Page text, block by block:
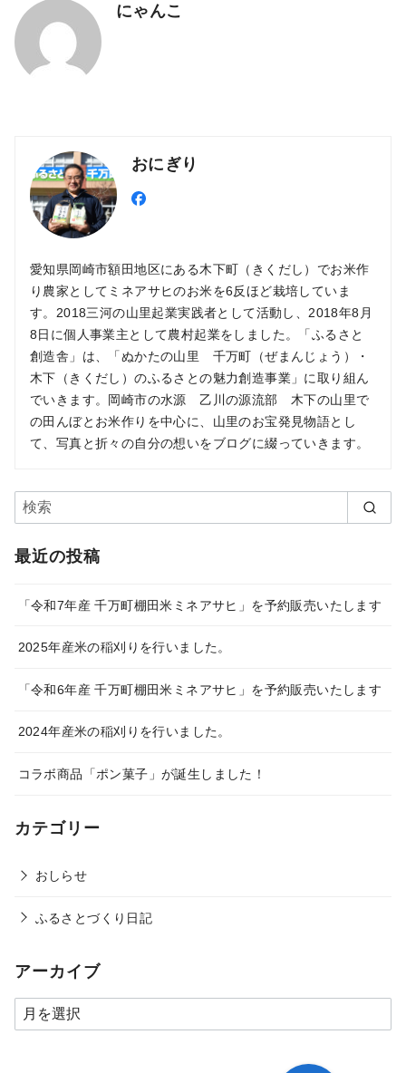
にゃんこ
おにぎり
愛知県岡崎市額田地区にある木下町（きくだし）でお米作
り農家としてミネアサヒのお米を6反ほど栽培していま
す。2018三河の山里起業実践者として活動し、2018年8月
8日に個人事業主として農村起業をしました。「ふるさと
創造舎」は、「ぬかたの山里 千万町（ぜまんじょう）・
木下（きくだし）のふるさとの魅力創造事業」に取り組ん
でいきます。岡崎市の水源 乙川の源流部 木下の山里で
の田んぼとお米作りを中心に、山里のお宝発見物語とし
て、写真と折々の自分の想いをブログに綴っていきます。
最近の投稿
「令和7年産 千万町棚田米ミネアサヒ」を予約販売いたします
2025年産米の稲刈りを行いました。
「令和6年産 千万町棚田米ミネアサヒ」を予約販売いたします
2024年産米の稲刈りを行いました。
コラボ商品「ポン菓子」が誕生しました！
カテゴリー
おしらせ
ふるさとづくり日記
アーカイブ
ア
ー